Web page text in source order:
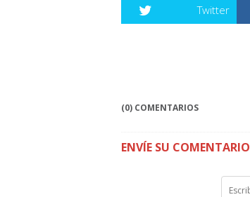
Twitter
(0) COMENTARIOS
ENVÍE SU COMENTARIO